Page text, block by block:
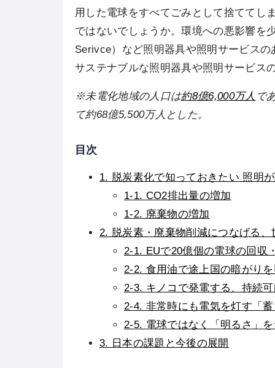
用した電球をすべてごみとして捨ててし
ではないでしょうか。環境への悪影響を
Serivce）など照明器具や照明サービス
サステナブルな照明器具や照明サービス
※未電化地域の人口は約8億6,000万人 で
て約68億5,500万人とした。
目次
1. 脱炭素化で知っておきたい 照明
1-1. CO2排出量の増加
1-2. 廃棄物の増加
2. 脱炭素・廃棄物削減につなげる
2-1. EUで20億個の電球の回収
2-2. 食用油で途上国の暗がり
2-3. キノコで発電する、持続
2-4. 非常時にも電気を灯す「
2-5. 電球ではなく「明るさ」
3. 日本の課題と今後の展開